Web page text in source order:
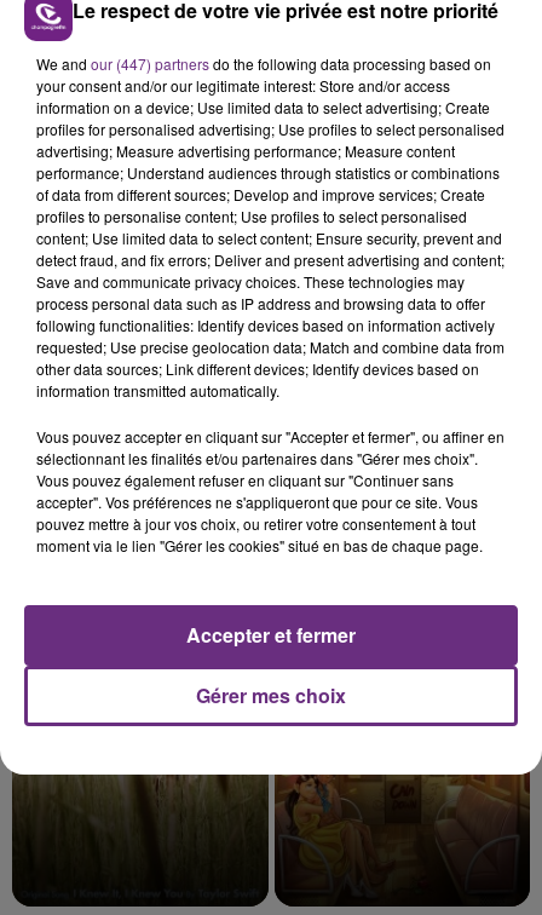
L'INSPECTION DU TRAVAIL RAPPELLE À
L'ORDRE SUR LES CONDITIONS DE...
Alors que les dates de début des vendange 2026
s'est avéré être plus précoce que prévu,
l'inspection du Travail en profite pour rappeler
les conditions de...
TITRES DIFFUSÉS
21h26
21h26
BENSON BOONE
The Time Of My Life
21h23
21h23
KYO
21h17
21h17
Le respect de votre vie privée est notre priorité
We and our (447) partnersdo the following data processing based on
your consent and/or our legitimate interest: Store and/or access
information on a device; Use limited data to select advertising; Create
profiles for personalised advertising; Use profiles to select personalised
advertising; Measure advertising performance; Measure content
performance; Understand audiences through statistics or combinations
of data from different sources; Develop and improve services; Create
profiles to personalise content; Use profiles to select personalised
content; Use limited data to select content; Ensure security, prevent and
detect fraud, and fix errors; Deliver and present advertising and content;
Save and communicate privacy choices. These technologies may
process personal data such as IP address and browsing data to offer
following functionalities: Identify devices based on information actively
requested; Use precise geolocation data; Match and combine data from
other data sources; Link different devices; Identify devices based on
information transmitted automatically.
Vous pouvez accepter en cliquant sur "Accepter et fermer", ou affiner en
sélectionnant les finalités et/ou partenaires dans "Gérer mes choix".
Vous pouvez également refuser en cliquant sur "Continuer sans
accepter". Vos préférences ne s'appliqueront que pour ce site. Vous
pouvez mettre à jour vos choix, ou retirer votre consentement à tout
moment via le lien "Gérer les cookies" situé en bas de chaque page.
Gérer mes choix
Accepter et fermer